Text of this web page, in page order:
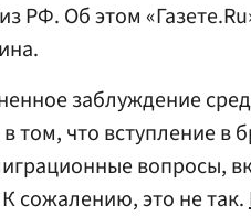
РФ. Об этом
заблуждение
том, что вступление в
вопросы,
сожалению, это не так.